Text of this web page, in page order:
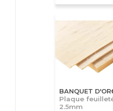
BANQUET
Plaque
2.5mm